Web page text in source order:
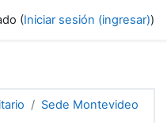
(Iniciar sesión (ingresar))
Sede Montevideo